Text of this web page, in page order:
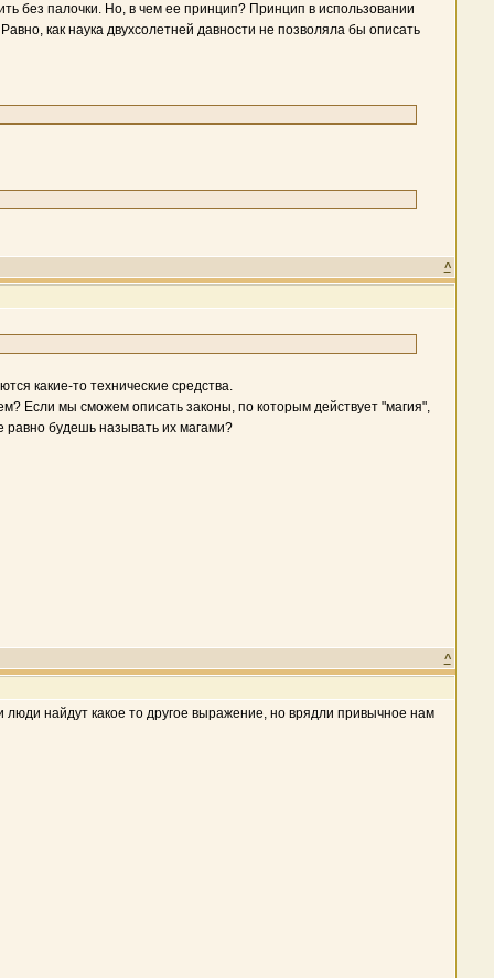
без палочки. Но, в чем ее принцип? Принцип в использовании
как наука двухсолетней давности не позволяла бы описать
^
какие-то технические средства.
Если мы сможем описать законы, по которым действует "магия",
равно будешь называть их магами?
^
найдут какое то другое выражение, но врядли привычное нам